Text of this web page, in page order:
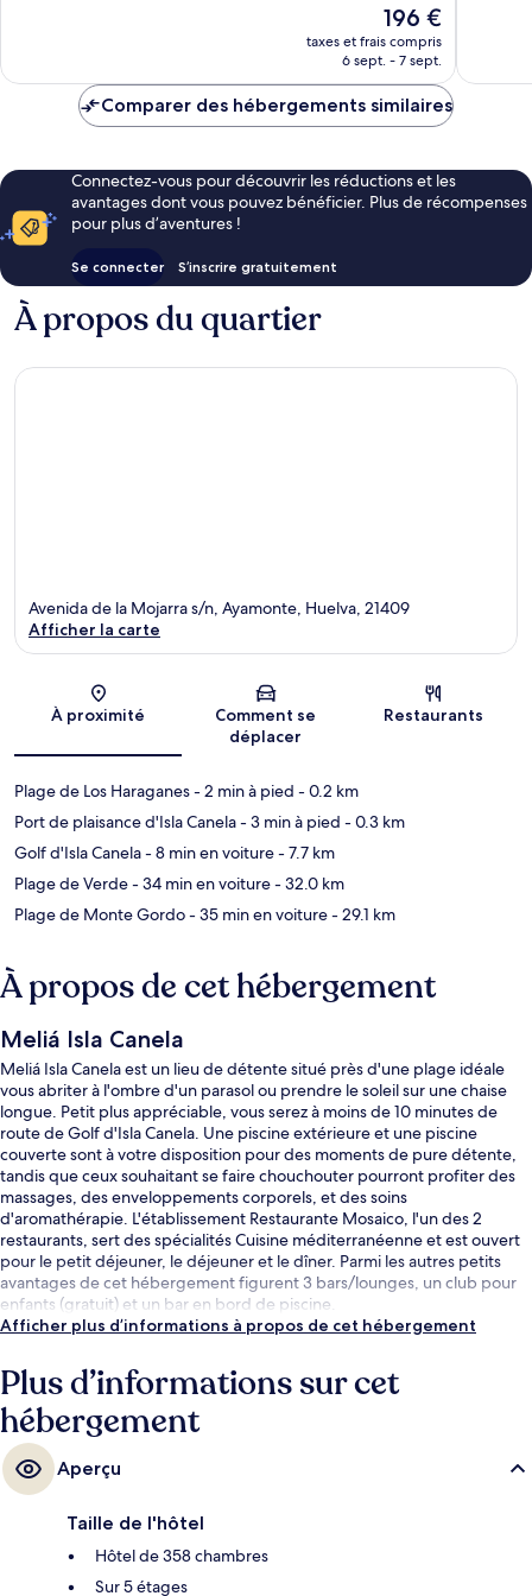
Le
nouveau
prix
de
196 €
taxes et frais compris
6 sept. - 7 sept.
Comparer des hébergements similaires
Connectez-vous pour découvrir les réductions et les
avantages dont vous pouvez bénéficier. Plus de récompenses
pour plus d’aventures !
Se connecter S’inscrire gratuitement
À propos du quartier
Carte
Avenida de la Mojarra s/n, Ayamonte, Huelva, 21409
Afficher la carte
À proximité
Comment se
déplacer
Restaurants
Plage de Los Haraganes- 2 min à pied - 0.2 km
Port de plaisance d'Isla Canela- 3 min à pied - 0.3 km
Golf d'Isla Canela- 8 min en voiture- 7.7 km
Plage de Verde- 34 min en voiture- 32.0 km
Plage de Monte Gordo- 35 min en voiture- 29.1 km
À propos de cet hébergement
Meliá Isla Canela
Meliá Isla Canela est un lieu de détente situé près d'une plage idéale
vous abriter à l'ombre d'un parasol ou prendre le soleil sur une chaise
longue. Petit plus appréciable, vous serez à moins de 10 minutes de
route de Golf d'Isla Canela. Une piscine extérieure et une piscine
couverte sont à votre disposition pour des moments de pure détente,
tandis que ceux souhaitant se faire chouchouter pourront profiter des
massages, des enveloppements corporels, et des soins
d'aromathérapie. L'établissement Restaurante Mosaico, l'un des 2
restaurants, sert des spécialités Cuisine méditerranéenne et est ouvert
pour le petit déjeuner, le déjeuner et le dîner. Parmi les autres petits
avantages de cet hébergement figurent 3 bars/lounges, un club pour
enfants (gratuit) et un bar en bord de piscine.
Afficher plus d’informations à propos de cet hébergement
Plus d’informations sur cet
hébergement
Aperçu
Taille de l'hôtel
Hôtel de 358 chambres
Sur 5 étages